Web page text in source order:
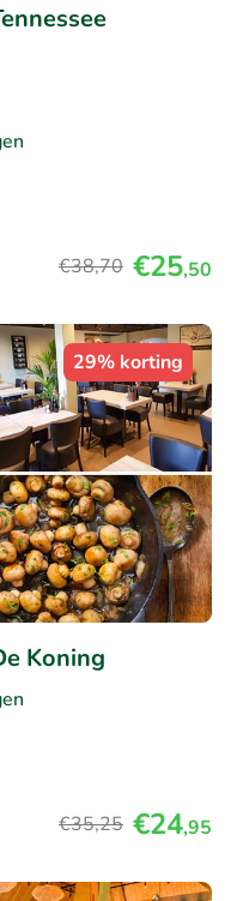
€38,70 €25,50
29% korting
Koning
€35,25 €24,95